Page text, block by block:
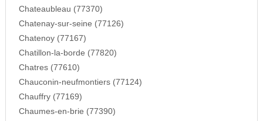
Chateaubleau (77370)
Chatenay-sur-seine (77126)
Chatenoy (77167)
Chatillon-la-borde (77820)
Chatres (77610)
Chauconin-neufmontiers (77124)
Chauffry (77169)
Chaumes-en-brie (77390)